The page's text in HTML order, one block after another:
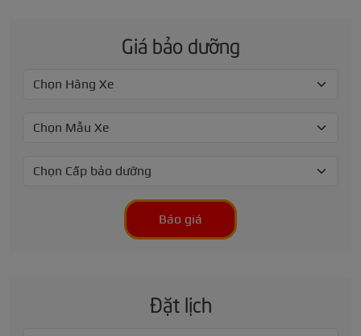
Giá bảo dưỡng
Báo giá
Đặt lịch